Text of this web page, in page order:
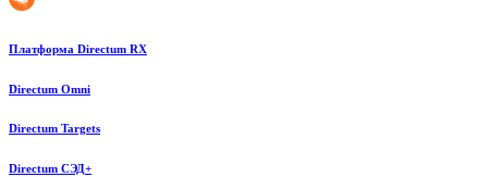
Платформа Directum RX
Directum Omni
Directum Targets
Directum СЭД+